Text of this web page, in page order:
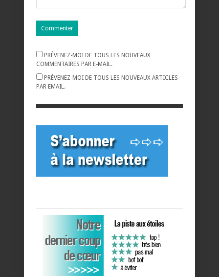
PRÉVENEZ-MOI DE TOUS LES NOUVEAUX
COMMENTAIRES PAR E-MAIL.
PRÉVENEZ-MOI DE TOUS LES NOUVEAUX ARTICLES
PAR EMAIL.